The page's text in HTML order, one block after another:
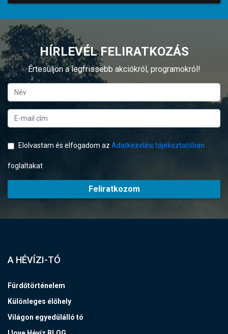
HÍRLEVÉL FELIRATKOZÁS
Értesüljön a legfrissebb akciókról, programokról!
Elolvastam és elfogadom az Adatkezelési tájékoztatóban
foglaltakat
Feliratkozom
A HÉVÍZI-TÓ
Fürdőtörténelem
Különleges élőhely
Világon egyedülálló tó